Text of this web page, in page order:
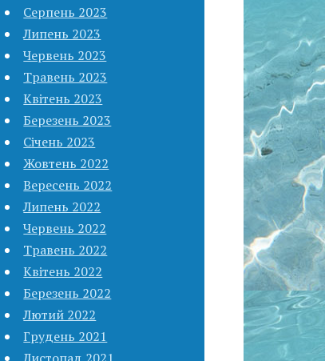
Серпень 2023
Липень 2023
Червень 2023
Травень 2023
Квітень 2023
Березень 2023
Січень 2023
Жовтень 2022
Вересень 2022
Липень 2022
Червень 2022
Травень 2022
Квітень 2022
Березень 2022
Лютий 2022
Грудень 2021